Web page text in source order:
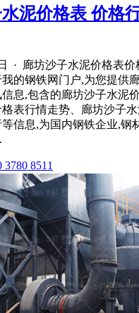
泥价格表 价格
· 廊坊沙子水泥价格表
的钢铁网门户,为您提供
息,包含的廊坊沙子水泥
表行情走势、廊坊沙子
信息,为国内钢铁企业,钢
8511